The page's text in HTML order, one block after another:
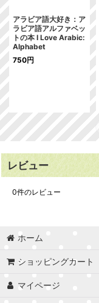
アラビア語大好き：ア
ラビア語アルファベッ
トの本 I Love Arabic:
Alphabet
750円
レビュー
0件のレビュー
ホーム
ショッピングカート
マイページ